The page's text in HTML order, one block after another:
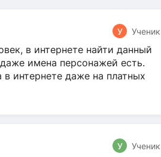
У Ученик
в интернете найти данный
имена персонажей есть.
в интернете даже на платных
У Ученик